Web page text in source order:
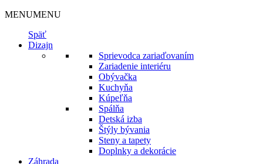
MENUMENU
Späť
Dizajn
Sprievodca zariaďovaním
Zariadenie interiéru
Obývačka
Kuchyňa
Kúpeľňa
Spálňa
Detská izba
Štýly bývania
Steny a tapety
Doplnky a dekorácie
Záhrada